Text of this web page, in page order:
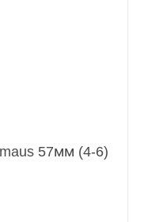
57мм (4-6)